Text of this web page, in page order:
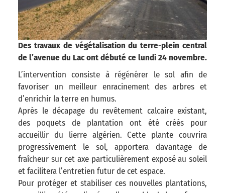
Des travaux de végétalisation du terre-plein central
de l’avenue du Lac ont débuté ce lundi 24 novembre.
L’intervention consiste à régénérer le sol afin de
favoriser un meilleur enracinement des arbres et
d’enrichir la terre en humus.
Après le décapage du revêtement calcaire existant,
des poquets de plantation ont été créés pour
accueillir du lierre algérien. Cette plante couvrira
progressivement le sol, apportera davantage de
fraîcheur sur cet axe particulièrement exposé au soleil
et facilitera l’entretien futur de cet espace.
Pour protéger et stabiliser ces nouvelles plantations,